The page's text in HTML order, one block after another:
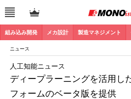
組み込み開発 メカ設計 製造マネジメント
ニュース
ディープラーニングを活用し
フォームのベータ版を提供
人工知能ニュース